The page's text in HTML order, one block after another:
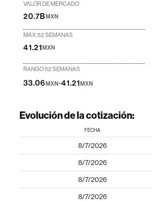
VALOR DE MERCADO
20.7BMXN
MÁX. 52 SEMANAS
41.21MXN
RANGO 52 SEMANAS
33.06MXN-41.21MXN
Evolución de la cotización:
FECHA
8/7/2026
8/7/2026
8/7/2026
8/7/2026